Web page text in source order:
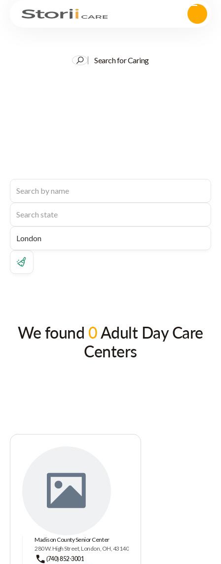
Search for Caring
We found 0Adult Day Care
Centers
Madison County Senior Center
280 W. High Street, London, OH, 43140
(740) 852-3001